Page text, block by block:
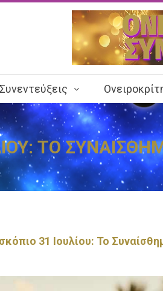
Συνεντεύξεις
ΤΟ
31 Ιουλίου: Το